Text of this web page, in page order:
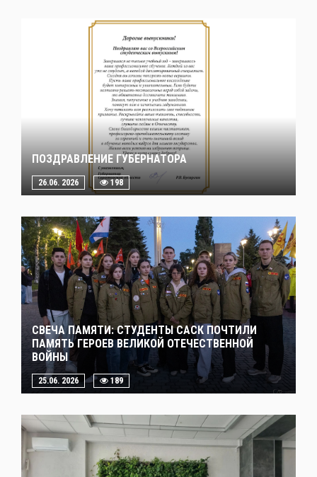
ПОЗДРАВЛЕНИЕ ГУБЕРНАТОРА
26.06. 2026 198
СВЕЧА ПАМЯТИ: СТУДЕНТЫ САСК ПОЧТИЛИ
ПАМЯТЬ ГЕРОЕВ ВЕЛИКОЙ ОТЕЧЕСТВЕННОЙ
ВОЙНЫ
25.06. 2026 189